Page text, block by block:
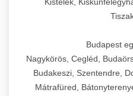
Budapest
Nagykörös, Cegléd,
Budakeszi, Szentendre,
Mátrafüred,